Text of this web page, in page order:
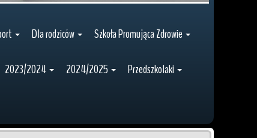
Dla rodziców Szkoła Promująca Zdrowie
2023/2024 2024/2025
Przedszkolaki